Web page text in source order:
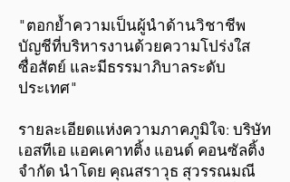
"ตอกย้ำความเป็นผู้นำด้านวิชาชีพ
บัญชีที่บริหารงานด้วยความโปร่งใส
ซื่อสัตย์ และมีธรรมาภิบาลระดับ
ประเทศ"
รายละเอียดแห่งความภาคภูมิใจ: บริษัท
เอสทีเอ แอคเคาทติ้ง แอนด์ คอนซัลติ้ง
จำกัด นำโดย คุณสราวุธ สุวรรณมณี